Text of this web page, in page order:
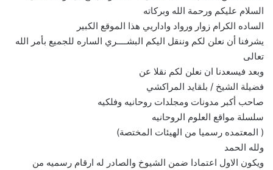
السلام عليكم ورحمة الله وبركاته
الساده الكرام زوار ورواد واداريي هذا الموقع الكبير
يشرفنا أن نعلن لكم وننقل اليكم البشــــري الساره للجميع بأمر الله
تعالى
وبعد فيسعدنا ان نعلن لكم نقلا عن
فضيلة الشيخ / بلقايد المراكشي
صاحب أكبر مدونات ومجلدات روحانيه وفلكيه
سلسلة مواقع العلوم الروحانيه
( المعتمده رسميا من الهيئات المختصة)
ولله الحمد
ويكون الاول اعتمادا ضمن الشيوخ والصادر له ارقام رسميه من